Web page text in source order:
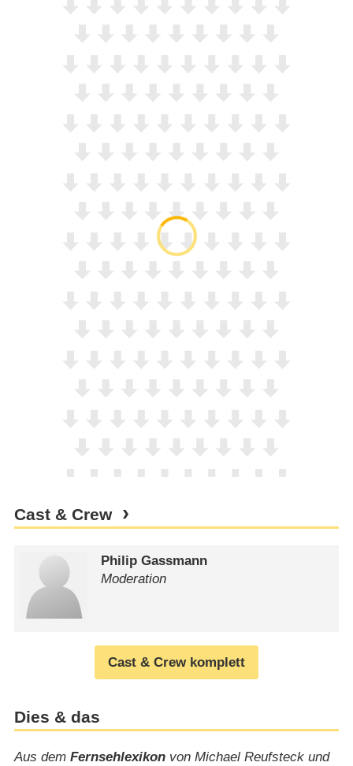
Cast & Crew
Philip Gassmann
Moderation
Cast & Crew komplett
Dies & das
Aus dem Fernsehlexikonvon Michael Reufsteck und